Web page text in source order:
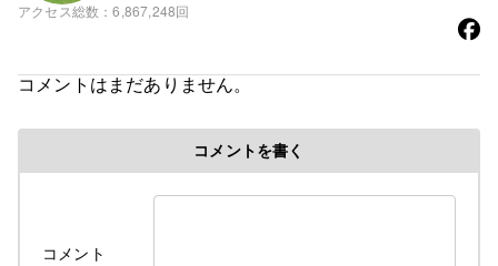
アクセス総数 6,867,248回
コメントはまだありません。
コメントを書く
コメント